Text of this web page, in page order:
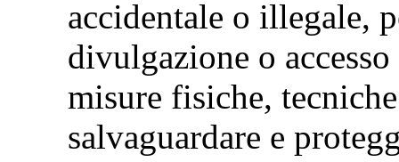
accidentale o illegale,
divulgazione o
misure fisiche,
salvaguardare e